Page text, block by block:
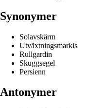
Synonymer
Solavskärm
Utväxtningsmarkis
Rullgardin
Skuggsegel
Persienn
Antonymer